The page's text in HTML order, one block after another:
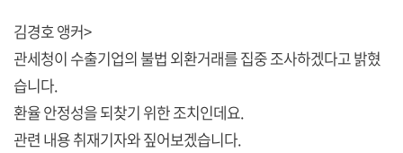
김경호 앵커>
관세청이 수출기업의 불법 외환거래를 집중 조사하겠다고 밝혔
습니다.
환율 안정성을 되찾기 위한 조치인데요.
관련 내용 취재기자와 짚어보겠습니다.